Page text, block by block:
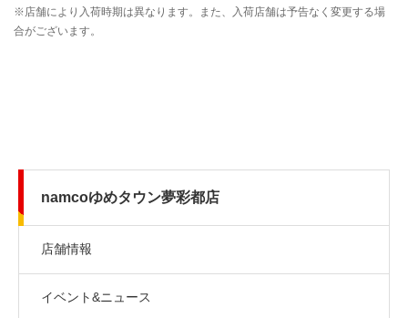
namcoゆめタウン夢彩都店
店舗情報
イベント&ニュース